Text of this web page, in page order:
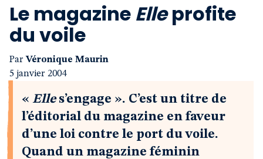
Notre revue
Le magazine Elleprofite
du voile
Par Véronique Maurin
5 janvier 2004
« Elles’engage ». C’est un titre de
l’éditorial du magazine en faveur
d’une loi contre le port du voile.
Quand un magazine féminin